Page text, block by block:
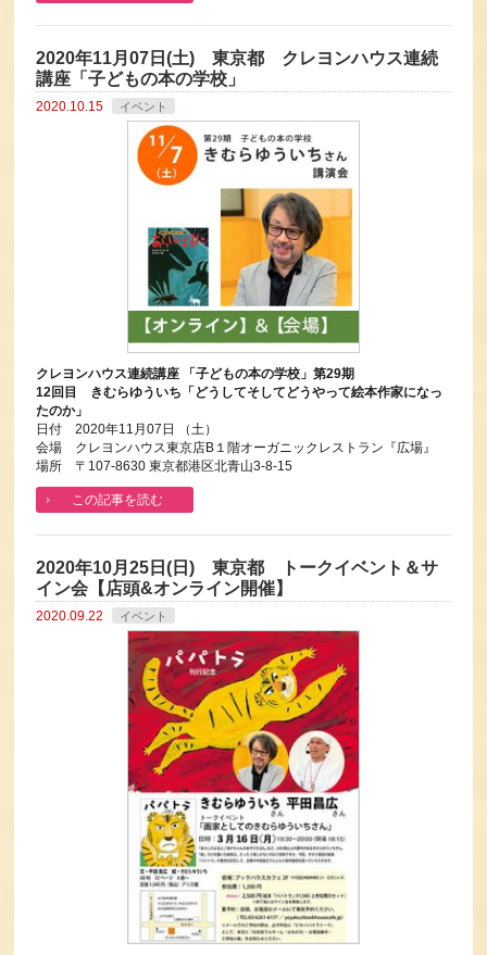
2020年11月07日(土) 東京都 クレヨンハウス連続
講座「子どもの本の学校」
2020.10.15 イベント
クレヨンハウス連続講座 「子どもの本の学校」第29期
12回目 きむらゆういち「どうしてそしてどうやって絵本作家になっ
たのか」
日付 2020年11月07日 （土）
会場 クレヨンハウス東京店B１階オーガニックレストラン『広場』
場所 〒107-8630 東京都港区北青山3-8-15
この記事を読む
2020年10月25日(日) 東京都 トークイベント＆サ
イン会【店頭&オンライン開催】
2020.09.22 イベント